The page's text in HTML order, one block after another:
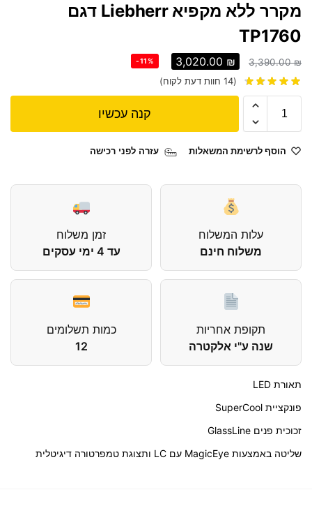
מקרר ‏ללא מקפיא Liebherr דגם
TP1760
3,390.00₪
3,020.00 ₪
-11%
(
14 חוות דעת לקוח)
קנה עכשיו
הוסף לרשימת המשאלות עזרה לפני רכישה
עלות המשלוח
משלוח חינם
זמן משלוח
עד 4 ימי עסקים
תקופת אחריות
שנה ע"י אלקטרה
כמות תשלומים
12
תאורת LED
פונקציית SuperCool
זכוכית פנים GlassLine
שליטה באמצעות MagicEye עם LC ותצוגת טמפרטורה דיגיטלית